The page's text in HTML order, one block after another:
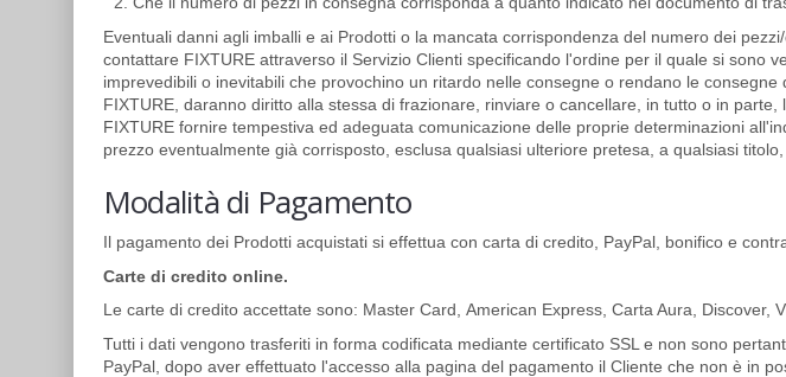
Eventuali danni agli imballi e ai Prodotti o la mancata corrispondenza del numero dei
contattare FIXTURE attraverso il Servizio Clienti specificando l'ordine per il quale si sono
imprevedibili o inevitabili che provochino un ritardo nelle consegne o rendano le
FIXTURE, daranno diritto alla stessa di frazionare, rinviare o cancellare, in tutto o in
FIXTURE fornire tempestiva ed adeguata comunicazione delle proprie determinazioni
prezzo eventualmente già corrisposto, esclusa qualsiasi ulteriore pretesa, a qualsiasi
Modalità di Pagamento
Il pagamento dei Prodotti acquistati si effettua con carta di credito, PayPal, bonifico e
Carte di credito online.
Le carte di credito accettate sono: Master Card, American Express, Carta Aura, Discover,
Tutti i dati vengono trasferiti in forma codificata mediante certificato SSL e non sono
PayPal, dopo aver effettuato l'accesso alla pagina del pagamento il Cliente che non è in